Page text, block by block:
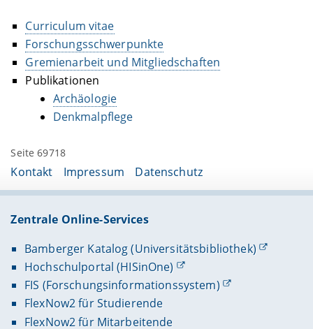
Curriculum vitae
Forschungsschwerpunkte
Gremienarbeit und Mitgliedschaften
Publikationen
Archäologie
Denkmalpflege
Seite 69718
Kontakt Impressum Datenschutz
Zentrale Online-Services
Bamberger Katalog (Universitätsbibliothek)
Hochschulportal (HISinOne)
FIS (Forschungsinformationssystem)
FlexNow2 für Studierende
FlexNow2 für Mitarbeitende